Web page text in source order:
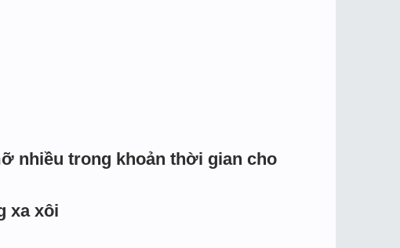
nhiều trong khoản thời gian cho
xa xôi